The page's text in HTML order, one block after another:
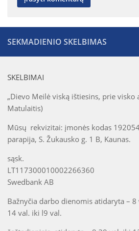
SEKMADIENIO SKELBIMAS
SKELBIMAI
„Dievo Meilė viską ištiesins, prie visko
Matulaitis)
Mūsų rekvizitai: įmonės kodas
parapija, S. Žukausko g. 1 B, Kaunas.
sąsk.
LT117300010002266360
Swedbank AB
Bažnyčia darbo dienomis atidaryta –
14 val. iki l9 val.